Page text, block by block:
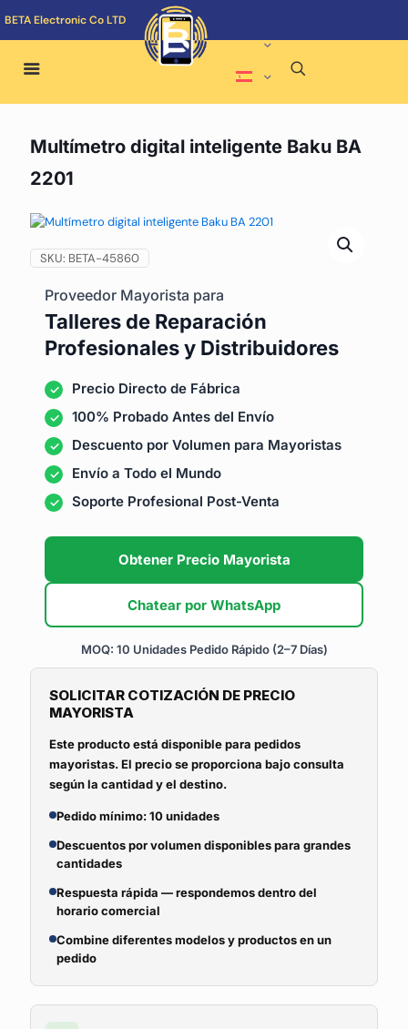
BETA Electronic Co LTD
Multímetro digital inteligente Baku BA
2201
SKU: BETA-45860
Proveedor Mayorista para
Talleres de Reparación
Profesionales y Distribuidores
Precio Directo de Fábrica
100% Probado Antes del Envío
Descuento por Volumen para Mayoristas
Envío a Todo el Mundo
Soporte Profesional Post-Venta
Obtener Precio Mayorista
Chatear por WhatsApp
MOQ: 10 Unidades Pedido Rápido (2–7 Días)
SOLICITAR COTIZACIÓN DE PRECIO
MAYORISTA
Este producto está disponible para pedidos
mayoristas. El precio se proporciona bajo consulta
según la cantidad y el destino.
Pedido mínimo: 10 unidades
Descuentos por volumen disponibles para grandes
cantidades
Respuesta rápida — respondemos dentro del
horario comercial
Combine diferentes modelos y productos en un
pedido